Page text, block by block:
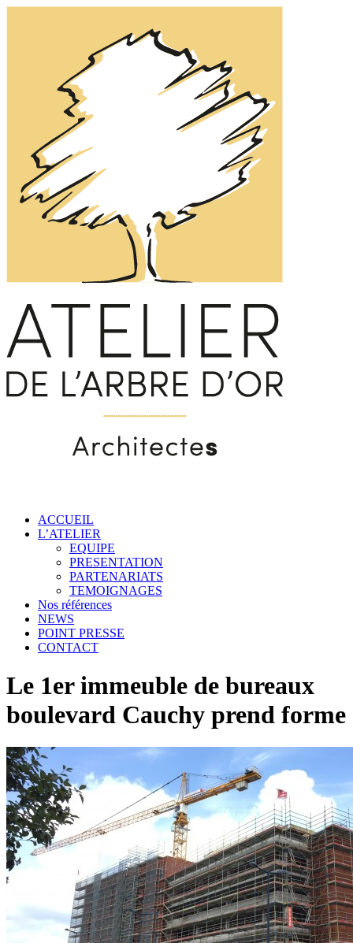
ACCUEIL
L’ATELIER
EQUIPE
PRESENTATION
PARTENARIATS
TEMOIGNAGES
Nos références
NEWS
POINT PRESSE
CONTACT
Le 1er immeuble de bureaux
boulevard Cauchy prend forme